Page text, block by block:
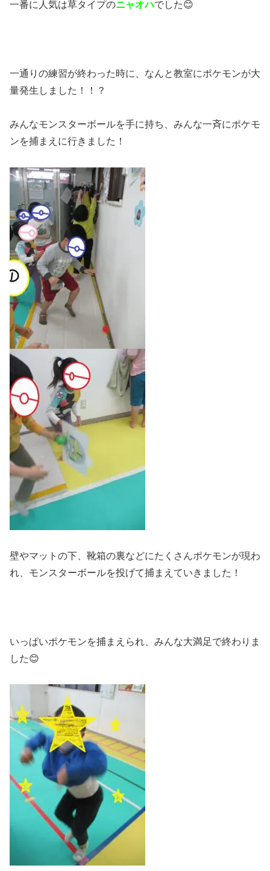
一番に人気は草タイプのニャオハでした😊
一通りの練習が終わった時に、なんと教室にポケモンが大
量発生しました！！？
みんなモンスターボールを手に持ち、みんな一斉にポケモ
ンを捕まえに行きました！
壁やマットの下、靴箱の裏などにたくさんポケモンが現わ
れ、モンスターボールを投げて捕まえていきました！
いっぱいポケモンを捕まえられ、みんな大満足で終わりま
した😊